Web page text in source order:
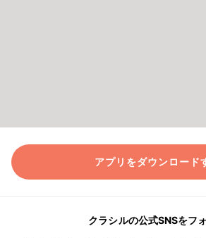
アプリをダウンロード
クラシルの公式SNSをフ